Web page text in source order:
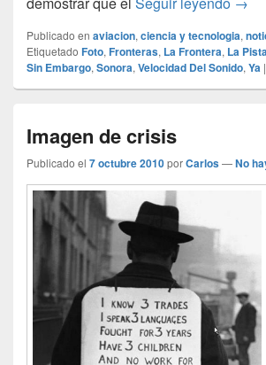
Publicado en aviacion, ciencia y tecnologia,
Etiquetado Foto, Fronteras, La Frontera, La
Sin Embargo, Sonora, Velocidad Del Sonido, Ya |
Imagen de crisis
Publicado el 7 octubre 2010porCarlos—No